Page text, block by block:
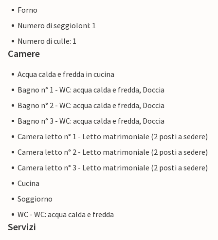
Forno
Numero di seggioloni: 1
Numero di culle: 1
Camere
Acqua calda e fredda in cucina
Bagno n° 1 - WC: acqua calda e fredda, Doccia
Bagno n° 2 - WC: acqua calda e fredda, Doccia
Bagno n° 3 - WC: acqua calda e fredda, Doccia
Camera letto n° 1 - Letto matrimoniale (2 posti a sedere)
Camera letto n° 2 - Letto matrimoniale (2 posti a sedere)
Camera letto n° 3 - Letto matrimoniale (2 posti a sedere)
Cucina
Soggiorno
WC - WC: acqua calda e fredda
Servizi